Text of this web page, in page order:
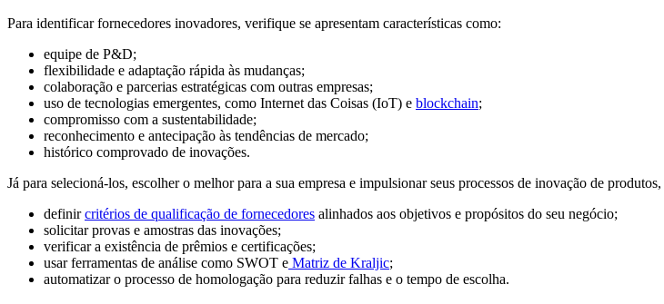
Para identificar fornecedores inovadores, verifique se apresentam características como:
equipe de P&D;
flexibilidade e adaptação rápida às mudanças;
colaboração e parcerias estratégicas com outras empresas;
uso de tecnologias emergentes, como Internet das Coisas (IoT) e blockchain;
compromisso com a sustentabilidade;
reconhecimento e antecipação às tendências de mercado;
histórico comprovado de inovações.
Já para selecioná-los, escolher o melhor para a sua empresa e impulsionar seus processos de inovação de
definircritérios de qualificação de fornecedores alinhados aos objetivos e propósitos do seu negócio;
solicitar provas e amostras das inovações;
verificar a existência de prêmios e certificações;
usar ferramentas de análise como SWOT e Matriz de Kraljic;
automatizar o processo de homologação para reduzir falhas e o tempo de escolha.